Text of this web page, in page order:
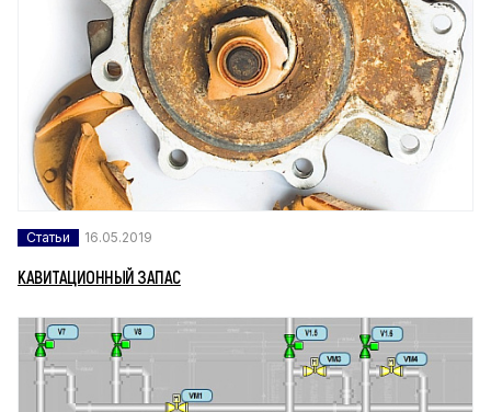
Статьи 16.05.2019
КАВИТАЦИОННЫЙ ЗАПАС